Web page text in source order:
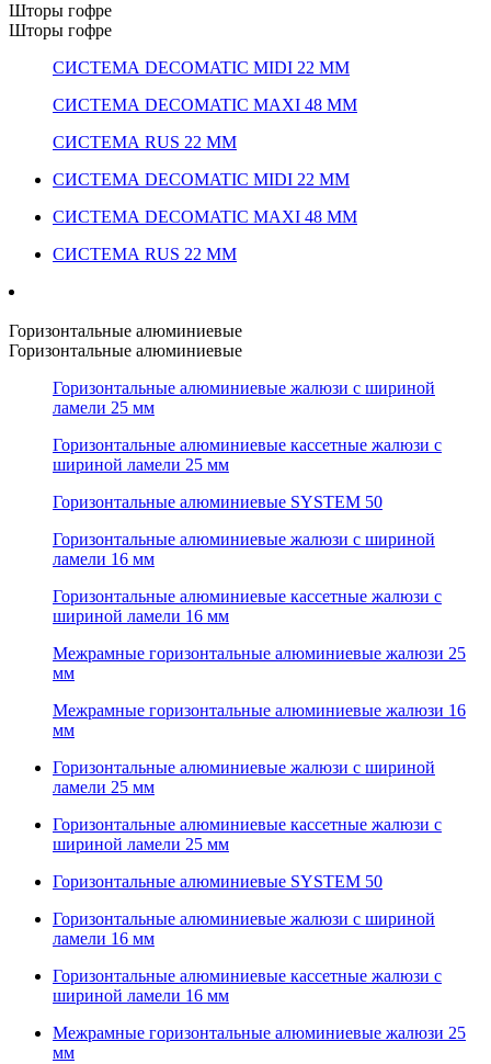
Шторы гофре
Шторы гофре
СИСТЕМА DECOMATIC MIDI 22 ММ
СИСТЕМА DECOMATIC MAXI 48 ММ
СИСТЕМА RUS 22 ММ
СИСТЕМА DECOMATIC MIDI 22 ММ
СИСТЕМА DECOMATIC MAXI 48 ММ
СИСТЕМА RUS 22 ММ
Горизонтальные алюминиевые
Горизонтальные алюминиевые
Горизонтальные алюминиевые жалюзи с шириной
ламели 25 мм
Горизонтальные алюминиевые кассетные жалюзи с
шириной ламели 25 мм
Горизонтальные алюминиевые SYSTEM 50
Горизонтальные алюминиевые жалюзи с шириной
ламели 16 мм
Горизонтальные алюминиевые кассетные жалюзи с
шириной ламели 16 мм
Межрамные горизонтальные алюминиевые жалюзи 25
мм
Межрамные горизонтальные алюминиевые жалюзи 16
мм
Горизонтальные алюминиевые жалюзи с шириной
ламели 25 мм
Горизонтальные алюминиевые кассетные жалюзи с
шириной ламели 25 мм
Горизонтальные алюминиевые SYSTEM 50
Горизонтальные алюминиевые жалюзи с шириной
ламели 16 мм
Горизонтальные алюминиевые кассетные жалюзи с
шириной ламели 16 мм
Межрамные горизонтальные алюминиевые жалюзи 25
мм